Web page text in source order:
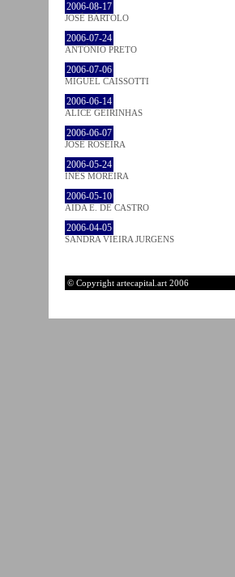
2006-08-17
JOSÉ BÁRTOLO
2006-07-24
ANTÓNIO PRETO
2006-07-06
MIGUEL CAISSOTTI
2006-06-14
ALICE GEIRINHAS
2006-06-07
JOSÉ ROSEIRA
2006-05-24
INÊS MOREIRA
2006-05-10
AIDA E. DE CASTRO
2006-04-05
SANDRA VIEIRA JURGENS
© Copyright artecapital.art 2006